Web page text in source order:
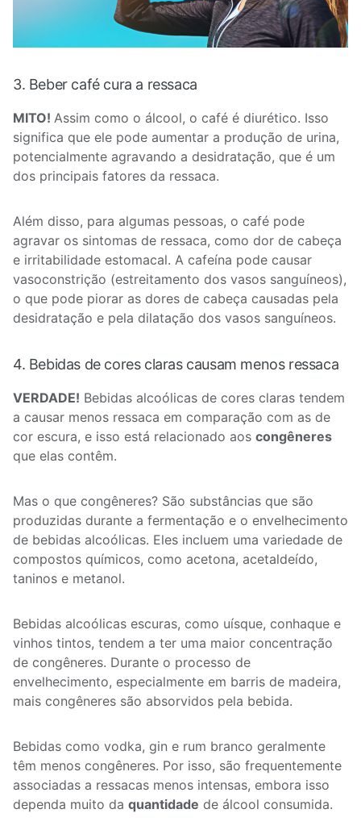
3. Beber café cura a ressaca
MITO! Assim como o álcool, o café é diurético. Isso
significa que ele pode aumentar a produção de urina,
potencialmente agravando a desidratação, que é um
dos principais fatores da ressaca.
Além disso, para algumas pessoas, o café pode
agravar os sintomas de ressaca, como dor de cabeça
e irritabilidade estomacal. A cafeína pode causar
vasoconstrição (estreitamento dos vasos sanguíneos),
o que pode piorar as dores de cabeça causadas pela
desidratação e pela dilatação dos vasos sanguíneos.
4. Bebidas de cores claras causam menos ressaca
VERDADE! Bebidas alcoólicas de cores claras tendem
a causar menos ressaca em comparação com as de
cor escura, e isso está relacionado aos congêneres
que elas contêm.
Mas o que congêneres? São substâncias que são
produzidas durante a fermentação e o envelhecimento
de bebidas alcoólicas. Eles incluem uma variedade de
compostos químicos, como acetona, acetaldeído,
taninos e metanol.
Bebidas alcoólicas escuras, como uísque, conhaque e
vinhos tintos, tendem a ter uma maior concentração
de congêneres. Durante o processo de
envelhecimento, especialmente em barris de madeira,
mais congêneres são absorvidos pela bebida.
Bebidas como vodka, gin e rum branco geralmente
têm menos congêneres. Por isso, são frequentemente
associadas a ressacas menos intensas, embora isso
dependa muito da quantidade de álcool consumida.